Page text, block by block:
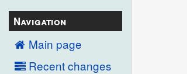
Navigation
Main page
Recent changes